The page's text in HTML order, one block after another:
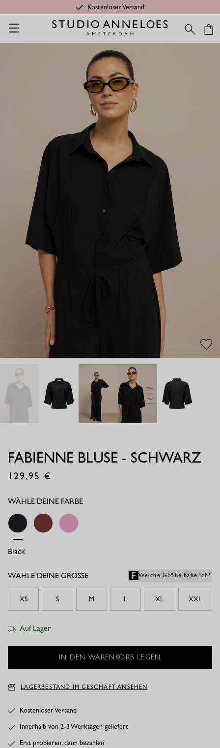
Kostenloser Versand
Startseite Shop Anlässe Basics Fabienne bluse - schwarz
FABIENNE BLUSE - SCHWARZ
129,95
WÄHLE DEINE FARBE
Black
WÄHLE DEINE GRÖSSE Welche Größe habe ich?
XS S M L XL XXL
Auf Lager
LAGERBESTAND IM GESCHÄFT ANSEHEN
Kostenloser Versand
Innerhalb von 2-3 Werktagen geliefert
Erst probieren, dann bezahlen